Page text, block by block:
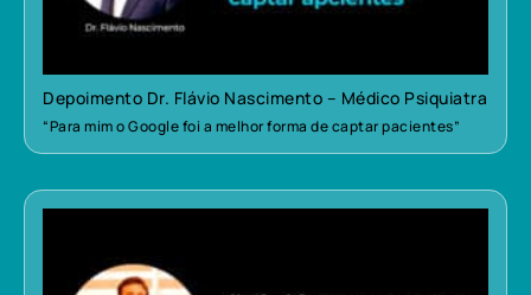
Depoimento Dr. Flávio Nascimento – Médico Psiquiatra
“Para mim o Google foi a melhor forma de captar pacientes”